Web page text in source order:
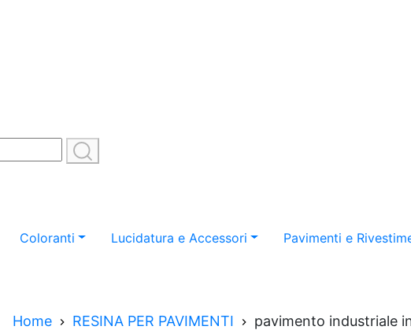
Coloranti Lucidatura e Accessori Pavimenti e
Home RESINA PER PAVIMENTI pavimento industriale